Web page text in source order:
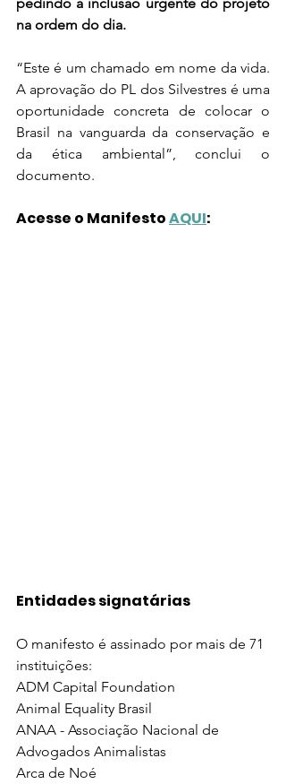
na ordem do dia.
“Este é um chamado em nome da vida.
A aprovação do PL dos Silvestres é uma
oportunidade concreta de colocar o
Brasil na vanguarda da conservação e
da ética ambiental”, conclui o
documento.
Acesse o Manifesto AQUI:
Entidades signatárias
O manifesto é assinado por mais de 71
instituições:
ADM Capital Foundation
Animal Equality Brasil
ANAA - Associação Nacional de
Advogados Animalistas
Arca de Noé